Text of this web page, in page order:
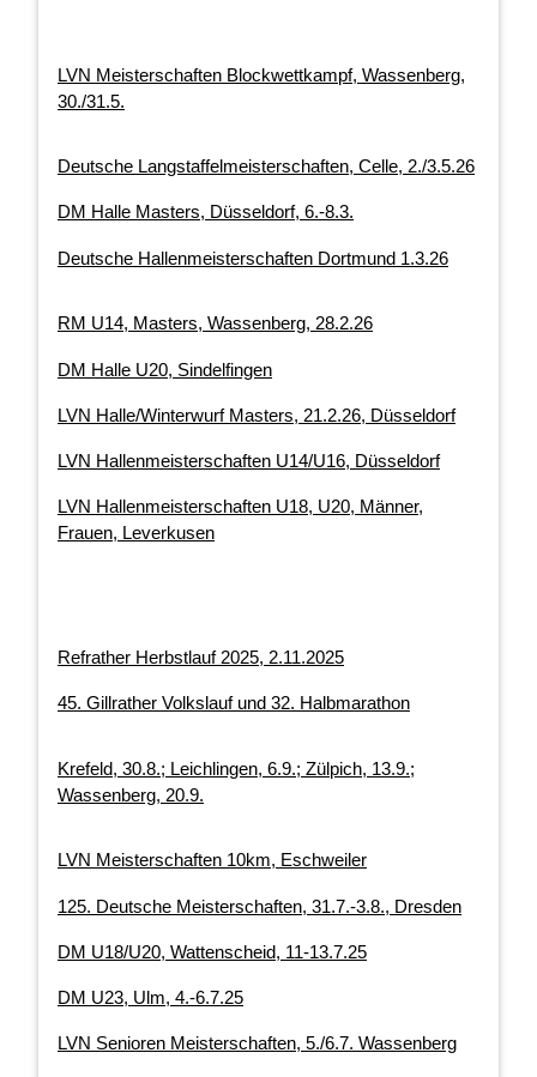
LVN Meisterschaften Blockwettkampf, Wassenberg,
30./31.5.
Deutsche Langstaffelmeisterschaften, Celle, 2./3.5.26
DM Halle Masters, Düsseldorf, 6.-8.3.
Deutsche Hallenmeisterschaften Dortmund 1.3.26
RM U14, Masters, Wassenberg, 28.2.26
DM Halle U20, Sindelfingen
LVN Halle/Winterwurf Masters, 21.2.26, Düsseldorf
LVN Hallenmeisterschaften U14/U16, Düsseldorf
LVN Hallenmeisterschaften U18, U20, Männer,
Frauen, Leverkusen
Refrather Herbstlauf 2025, 2.11.2025
45. Gillrather Volkslauf und 32. Halbmarathon
Krefeld, 30.8.; Leichlingen, 6.9.; Zülpich, 13.9.;
Wassenberg, 20.9.
LVN Meisterschaften 10km, Eschweiler
125. Deutsche Meisterschaften, 31.7.-3.8., Dresden
DM U18/U20, Wattenscheid, 11-13.7.25
DM U23, Ulm, 4.-6.7.25
LVN Senioren Meisterschaften, 5./6.7. Wassenberg